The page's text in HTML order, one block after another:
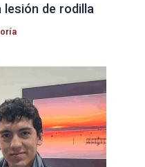
lesión de rodilla